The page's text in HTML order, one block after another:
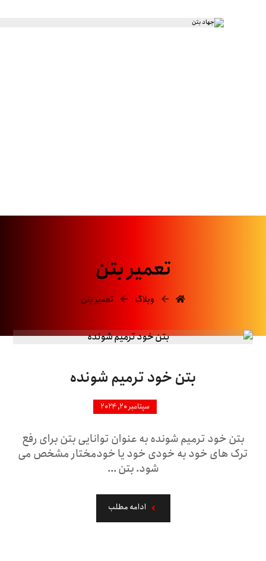
تعمیر بتن
وبلاگ تعمیر بتن
بتن خود ترمیم شونده
سپتامبر ۲۰, ۲۰۲۴
بتن خود ترمیم شونده به عنوان توانایی بتن برای رفع
ترک های خود به خودی خود یا خودمختار مشخص می
شود. بتن ...
ادامه مطلب